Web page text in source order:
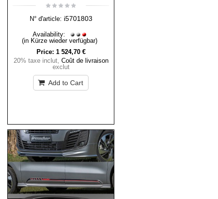
N° d'article: i5701803
Availability:
(in Kürze wieder verfügbar)
Price: 1 524,70 €
20% taxe inclut, Coût de livraison
exclut
Add to Cart